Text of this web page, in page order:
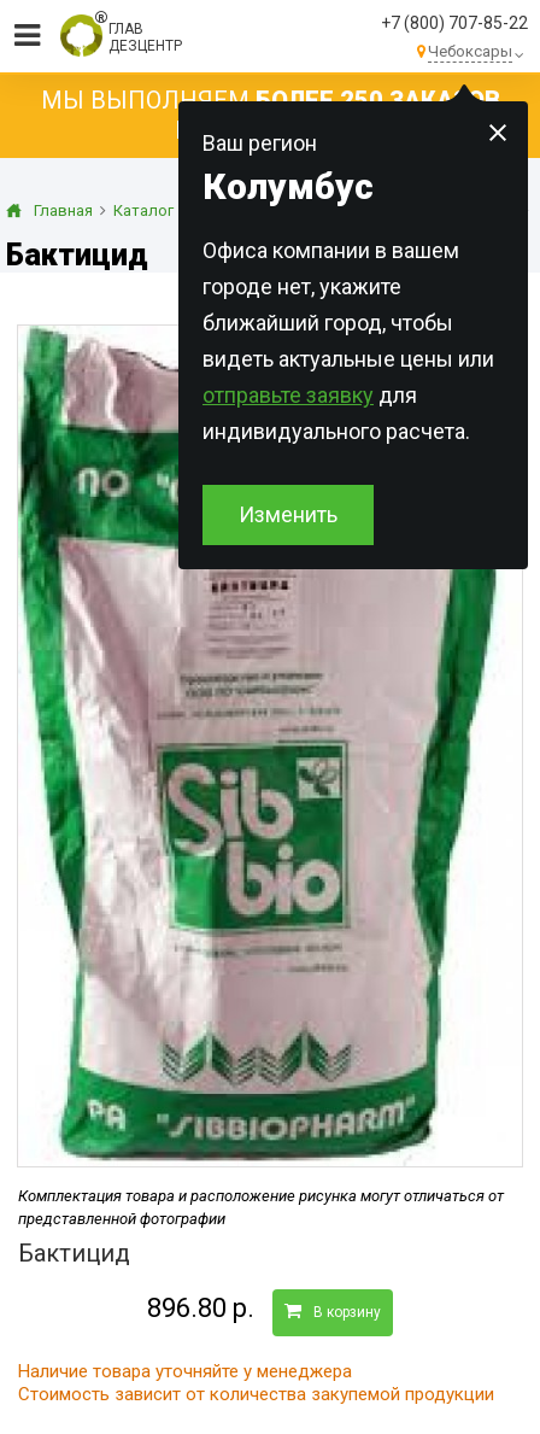
ГЛАВ
ДЕЗЦЕНТР
+7 (800) 707-85-22
Чебоксары
Ваш регион
Колумбус
Офиса компании в вашем
городе нет, укажите
ближайший город, чтобы
видеть актуальные цены или
отправьте заявку для
индивидуального расчета.
Изменить
МЫ ВЫПОЛНЯЕМБОЛЕЕ 250 ЗАКАЗОВ
КАЖДЫЙ ДЕНЬ!
Главная Каталог Средства против насекомых
Бактицид
Комплектация товара и расположение рисунка могут отличаться от
представленной фотографии
Бактицид
896.80 р. В корзину
Наличие товара уточняйте у менеджера
Стоимость зависит от количества закупемой продукции